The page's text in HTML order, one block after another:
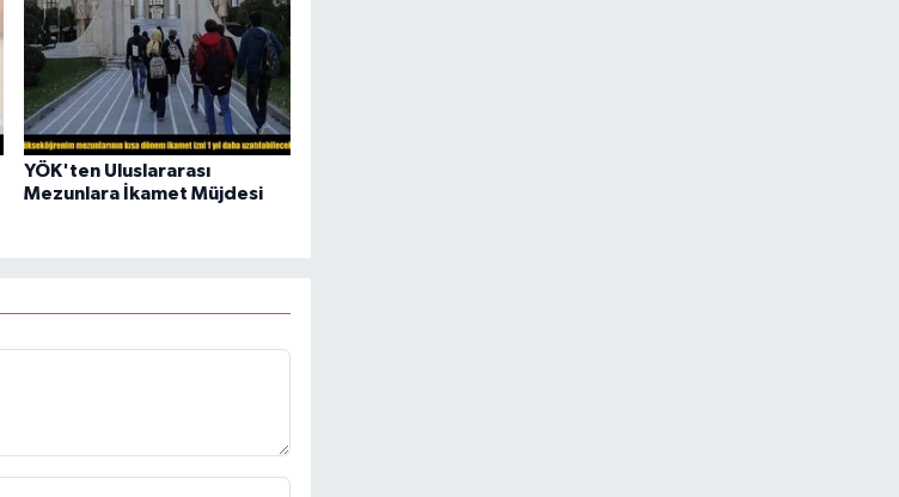
YÖK'ten Uluslararası
Mezunlara İkamet Müjdesi